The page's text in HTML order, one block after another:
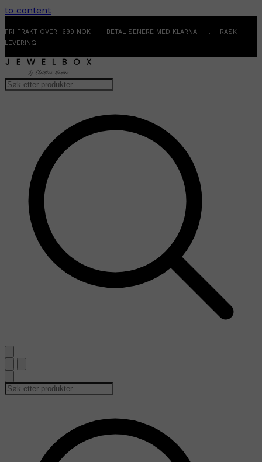
to content
FRI FRAKT OVER 699 NOK . BETAL SENERE MED KLARNA . RASK
LEVERING